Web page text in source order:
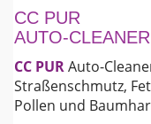
CC PUR
AUTO-
CC PURAuto-
Straßenschmutz,
Pollen und